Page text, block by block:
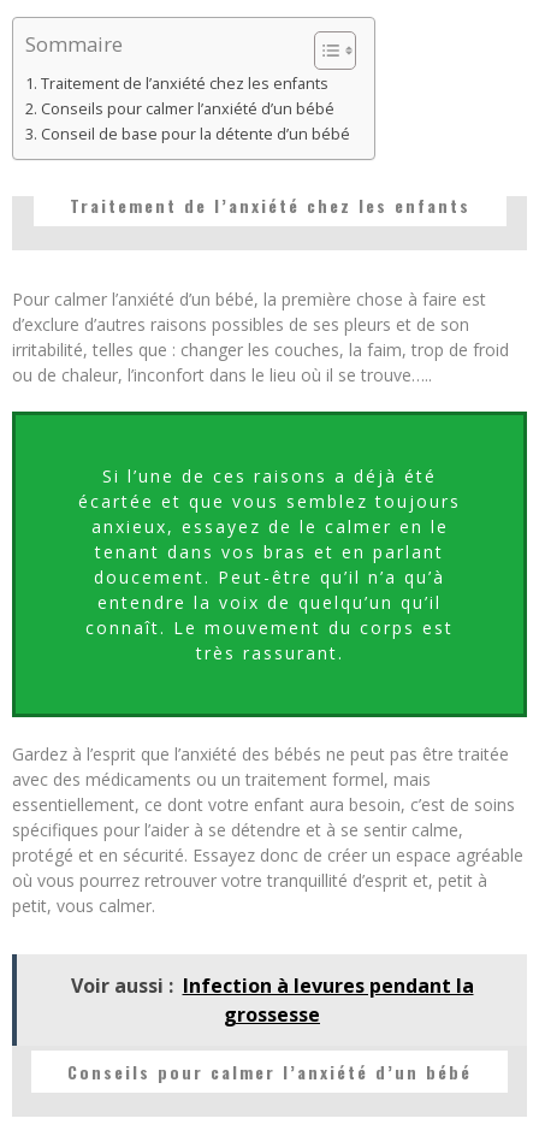
Sommaire
Traitement de l’anxiété chez les enfants
Conseils pour calmer l’anxiété d’un bébé
Conseil de base pour la détente d’un bébé
Traitement de l’anxiété chez les enfants
Pour calmer l’anxiété d’un bébé, la première chose à faire est
d’exclure d’autres raisons possibles de ses pleurs et de son
irritabilité, telles que : changer les couches, la faim, trop de froid
ou de chaleur, l’inconfort dans le lieu où il se trouve…..
Si l’une de ces raisons a déjà été
écartée et que vous semblez toujours
anxieux, essayez de le calmer en le
tenant dans vos bras et en parlant
doucement. Peut-être qu’il n’a qu’à
entendre la voix de quelqu’un qu’il
connaît. Le mouvement du corps est
très rassurant.
Gardez à l’esprit que l’anxiété des bébés ne peut pas être traitée
avec des médicaments ou un traitement formel, mais
essentiellement, ce dont votre enfant aura besoin, c’est de soins
spécifiques pour l’aider à se détendre et à se sentir calme,
protégé et en sécurité. Essayez donc de créer un espace agréable
où vous pourrez retrouver votre tranquillité d’esprit et, petit à
petit, vous calmer.
Voir aussi : Infection à levures pendant la
grossesse
Conseils pour calmer l’anxiété d’un bébé